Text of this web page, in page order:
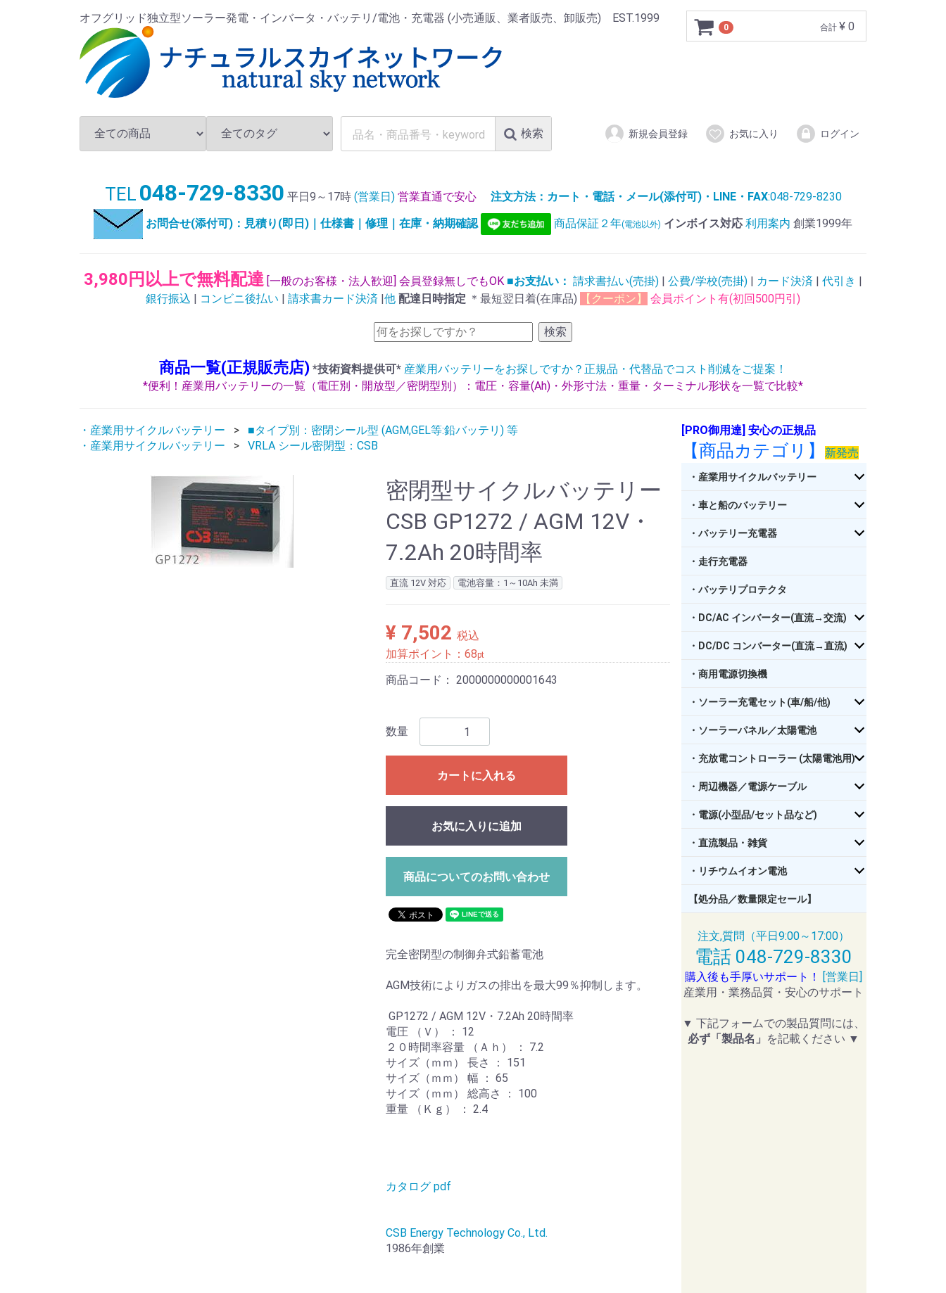
オフグリッド独立型ソーラー発電・インバータ・バッテリ/電池・充電器 (小売通販、業者販売、卸販売) EST.1999
0 合計 ¥ 0
検索 新規会員登録 お気に入り ログイン
TEL 048-729-8330 平日9～17時(営業日) 営業直通で安心 注文方法：カート・電話・メール(添付可)・LINE・FAX:048-729-8230
お問合せ(添付可)：見積り(即日)｜仕様書｜修理｜在庫・納期確認
商品保証２年(電池以外) インボイス対応 利用案内 創業1999年
3,980円以上で無料配達 [一般のお客様・法人歓迎] 会員登録無しでもOK ■お支払い： 請求書払い(売掛) | 公費/学校(売掛) | カード決済 | 代引き |
銀行振込 | コンビニ後払い | 請求書カード決済 |他 配達日時指定 ＊最短翌日着(在庫品) 【クーポン】 会員ポイント有(初回500円引)
検索
商品一覧(正規販売店) *技術資料提供可* 産業用バッテリーをお探しですか？正規品・代替品でコスト削減をご提案！
*便利！産業用バッテリーの一覧（電圧別・開放型／密閉型別）：電圧・容量(Ah)・外形寸法・重量・ターミナル形状を一覧で比較*
・産業用サイクルバッテリー
■タイプ別：密閉シール型 (AGM,GEL等:鉛バッテリ) 等
・産業用サイクルバッテリー
VRLA シール密閉型：CSB
密閉型サイクルバッテリー
CSB GP1272 / AGM 12V・
7.2Ah 20時間率
直流 12V 対応 電池容量：1～10Ah 未満
¥ 7,502 税込
加算ポイント：68pt
商品コード：2000000000001643
数量
カートに入れる
お気に入りに追加
商品についてのお問い合わせ
完全密閉型の制御弁式鉛蓄電池
AGM技術によりガスの排出を最大99％抑制します。
GP1272 / AGM 12V・7.2Ah 20時間率
電圧 （Ｖ） ： 12
２０時間率容量 （Ａｈ） ： 7.2
サイズ（ｍｍ） 長さ ： 151
サイズ（ｍｍ） 幅 ： 65
サイズ（ｍｍ） 総高さ ： 100
重量 （Ｋｇ） ： 2.4
カタログ pdf
CSB Energy Technology Co., Ltd.
1986年創業
[PRO御用達] 安心の正規品
【商品カテゴリ】 新発売
・産業用サイクルバッテリー
・車と船のバッテリー
・バッテリー充電器
・走行充電器
・バッテリプロテクタ
・DC/AC インバーター(直流→交流)
・DC/DC コンバーター(直流→直流)
・商用電源切換機
・ソーラー充電セット(車/船/他)
・ソーラーパネル／太陽電池
・充放電コントローラー (太陽電池用)
・周辺機器／電源ケーブル
・電源(小型品/セット品など)
・直流製品・雑貨
・リチウムイオン電池
【処分品／数量限定セール】
注文,質問（平日9:00～17:00）
電話 048-729-8330
購入後も手厚いサポート！
[営業日]
産業用・業務品質・安心のサポート
▼ 下記フォームでの製品質問には、
必ず「製品名」 を記載ください ▼